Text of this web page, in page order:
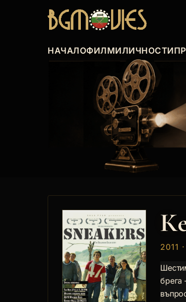
НАЧАЛОФИЛМИЛИЧНОСТИ
2011
брега